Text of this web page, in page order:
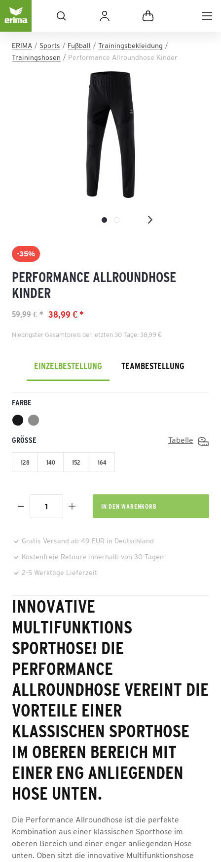
ERIMA Sports Fußball
Trainingsbekleidung
Trainingshosen
Performance Allroundhose Kinder
-35%
PERFORMANCE ALLROUNDHOSE
KINDER
38,99 € *
59,99 € *
Niedrigster Gesamtpreis der letzten 30 Tage: 38,99 €
EINZELBESTELLUNG TEAMBESTELLUNG
FARBE
GRÖSSE Tabelle
128 140 152 164
IN DEN WARENKORB
Gratis Versand ab 49 EUR in Deutschland
Kostenfreie Retoure innerhalb von 30 Tagen
2-5 Werktage Lieferzeit
INNOVATIVE
MULTIFUNKTIONS
SPORTHOSE! DIE
PERFORMANCE
ALLROUNDHOSE VEREINT DIE
VORTEILE EINER
KLASSISCHEN SPORTHOSE
IM OBEREN BEREICH MIT
EINER ENG ANLIEGENDEN
HOSE UNTEN.
Die Performance Allroundhose ist die perfekte
Kombination aus einer klassischen Sporthose im
oberen Bereich und einer enger anliegenden Hose
unten. Oben sitzt die innovative Multifunktionshose